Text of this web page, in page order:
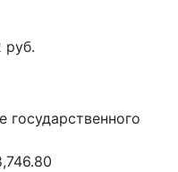
руб.
государственного